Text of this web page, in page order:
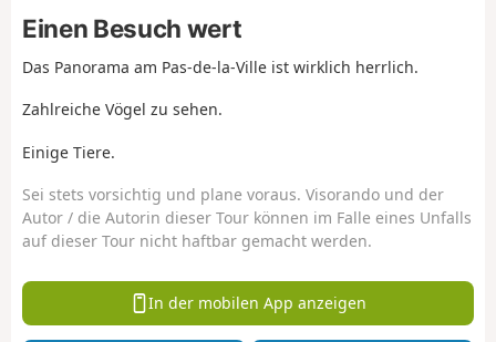
Einen Besuch wert
Das Panorama am Pas-de-la-Ville ist wirklich herrlich.
Zahlreiche Vögel zu sehen.
Einige Tiere.
Sei stets vorsichtig und plane voraus. Visorando und der
Autor / die Autorin dieser Tour können im Falle eines Unfalls
auf dieser Tour nicht haftbar gemacht werden.
In der mobilen App anzeigen